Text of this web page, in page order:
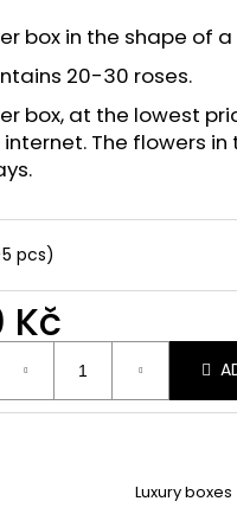
box in the shape of
20-30 roses.
box, at the lowest
The flowers in
pcs)
Kč
Luxury boxes
SEARCH